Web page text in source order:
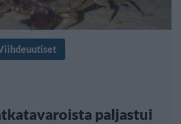
paljastui